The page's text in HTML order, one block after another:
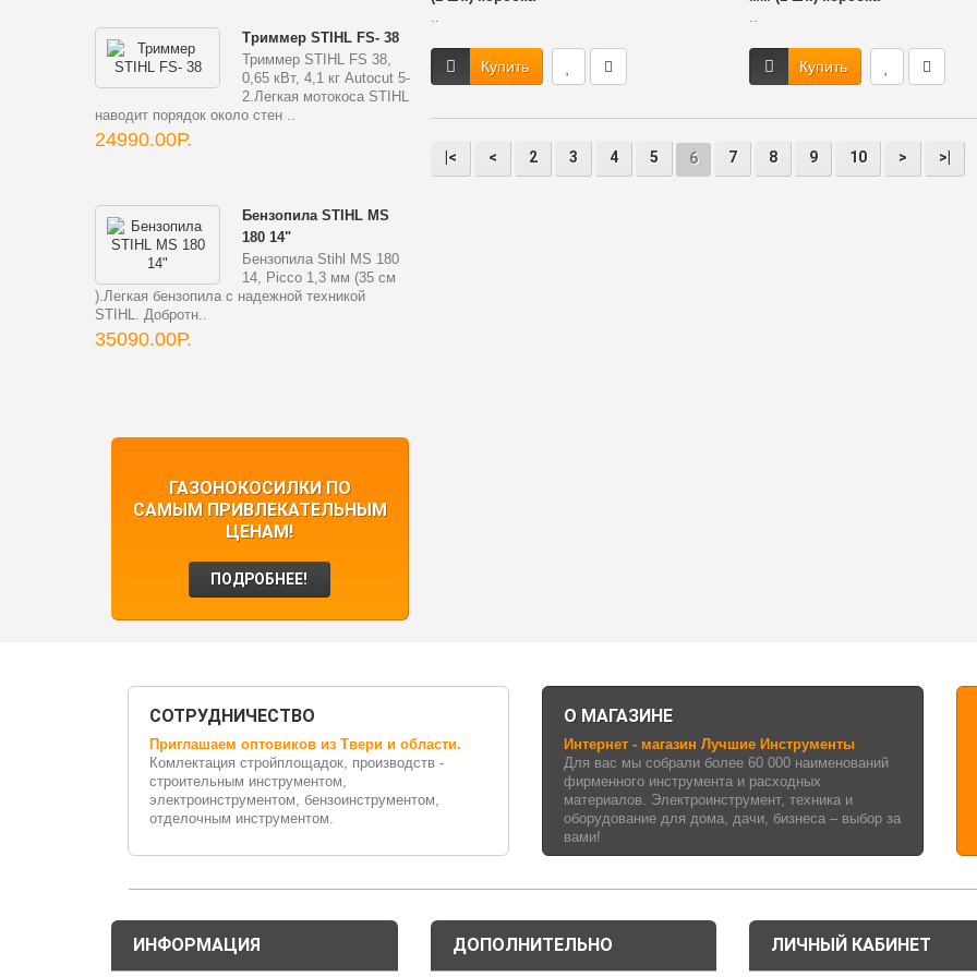
Триммер STIHL FS- 38
Триммер STIHL FS 38,
0,65 кВт, 4,1 кг Autocut 5-
2.Легкая мотокоса STIHL
наводит порядок около стен ..
24990.00Р.
Бензопила STIHL MS
180 14"
Бензопила Stihl MS 180
14, Picco 1,3 мм (35 см
).Легкая бензопила с надежной техникой
STIHL. Добротн..
35090.00Р.
ГАЗОНОКОСИЛКИ ПО
САМЫМ ПРИВЛЕКАТЕЛЬНЫМ
ЦЕНАМ!
ПОДРОБНЕЕ!
..
Купить
..
Купить
|< < 2 3 4 5 6 7 8 9 10 > >|
СОТРУДНИЧЕСТВО
Приглашаем оптовиков из Твери и области.
Комлектация стройплощадок, производств -
строительным инструментом,
электроинструментом, бензоинструментом,
отделочным инструментом.
О МАГАЗИНЕ
Интернет - магазин Лучшие Инструменты
Для вас мы собрали более 60 000 наименований
фирменного инструмента и расходных
материалов. Электроинструмент, техника и
оборудование для дома, дачи, бизнеса – выбор за
вами!
ИНФОРМАЦИЯ ДОПОЛНИТЕЛЬНО ЛИЧНЫЙ КАБИНЕТ